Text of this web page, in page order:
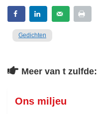
Gedichten
Meer van t zulfde:
Ons miljeu